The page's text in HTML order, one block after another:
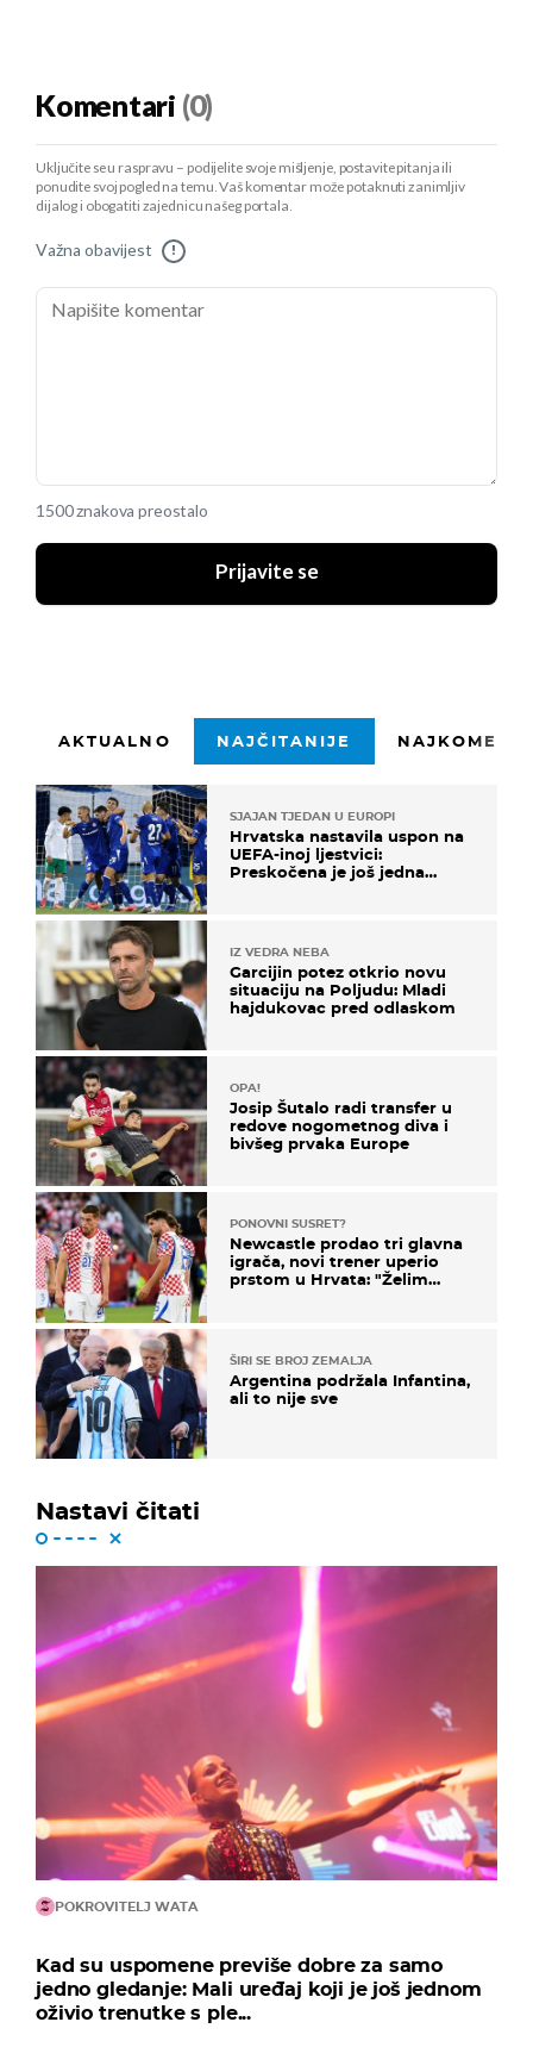
Komentari (0)
Uključite se u raspravu – podijelite svoje mišljenje, postavite pitanja ili
ponudite svoj pogled na temu. Vaš komentar može potaknuti zanimljiv
dijalog i obogatiti zajednicu našeg portala.
Važna obavijest !
1500 znakova preostalo
Prijavite se
AKTUALNO NAJČITANIJE
SJAJAN TJEDAN U EUROPI
Hrvatska nastavila uspon na
UEFA-inoj ljestvici:
Preskočena je još jedna
IZ VEDRA NEBA
Garcijin potez otkrio novu
situaciju na Poljudu: Mladi
hajdukovac pred odlaskom
OPA!
Josip Šutalo radi transfer u
redove nogometnog diva i
bivšeg prvaka Europe
PONOVNI SUSRET?
Newcastle prodao tri glavna
igrača, novi trener uperio
prstom u Hrvata: "Želim
ŠIRI SE BROJ ZEMALJA
Argentina podržala Infantina,
ali to nije sve
Nastavi čitati
POKROVITELJ WATA
Kad su uspomene previše dobre za samo
jedno gledanje: Mali uređaj koji je još jednom
oživio trenutke s ple...